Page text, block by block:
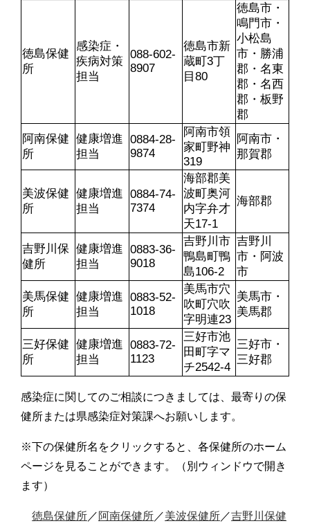
徳島保健
所
感染症・
疾病対策
担当
088-602-
8907
徳島市新
蔵町3丁
目80
徳島市・
鳴門市・
小松島
市・勝浦
郡・名東
郡・名西
郡・板野
郡
阿南保健
所
健康増進
担当
0884-28-
9874
阿南市領
家町野神
319
阿南市・
那賀郡
美波保健
所
健康増進
担当
0884-74-
7374
海部郡美
波町奥河
内字弁才
天17-1
海部郡
吉野川保
健所
健康増進
担当
0883-36-
9018
吉野川市
鴨島町鴨
島106-2
吉野川
市・阿波
市
美馬保健
所
健康増進
担当
0883-52-
1018
美馬市穴
吹町穴吹
字明連23
美馬市・
美馬郡
三好保健
所
健康増進
担当
0883-72-
1123
三好市池
田町字マ
チ2542-4
三好市・
三好郡
感染症に関してのご相談につきましては、最寄りの保
健所または県感染症対策課へお願いします。
※下の保健所名をクリックすると、各保健所のホーム
ページを見ることができます。（別ウィンドウで開き
ます）
徳島保健所／ 阿南保健所／美波保健所／吉野川保健